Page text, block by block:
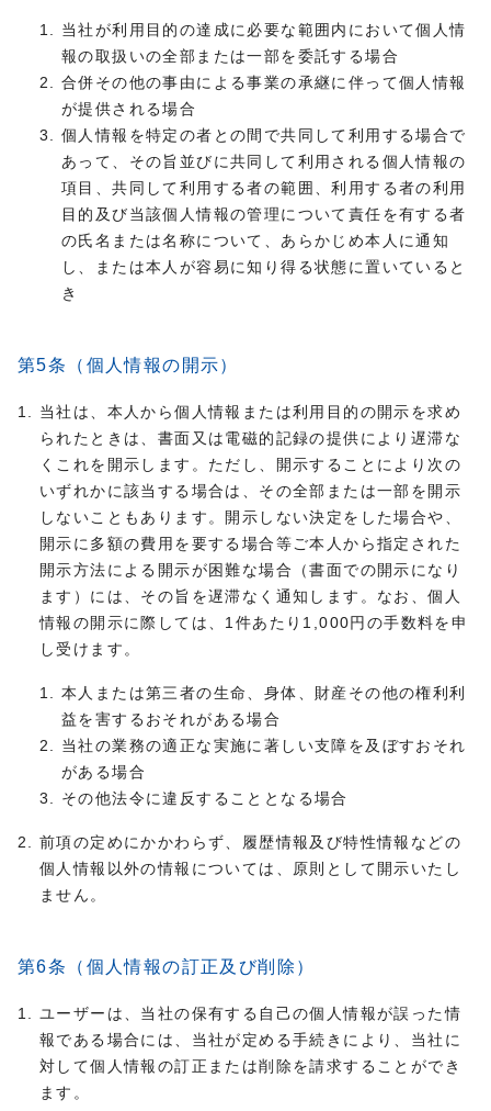
当社が利用目的の達成に必要な範囲内において個人情
報の取扱いの全部または一部を委託する場合
合併その他の事由による事業の承継に伴って個人情報
が提供される場合
個人情報を特定の者との間で共同して利用する場合で
あって、その旨並びに共同して利用される個人情報の
項目、共同して利用する者の範囲、利用する者の利用
目的及び当該個人情報の管理について責任を有する者
の氏名または名称について、あらかじめ本人に通知
し、または本人が容易に知り得る状態に置いていると
き
第5条（個人情報の開示）
当社は、本人から個人情報または利用目的の開示を求め
られたときは、書面又は電磁的記録の提供により遅滞な
くこれを開示します。ただし、開示することにより次の
いずれかに該当する場合は、その全部または一部を開示
しないこともあります。開示しない決定をした場合や、
開示に多額の費用を要する場合等ご本人から指定された
開示方法による開示が困難な場合（書面での開示になり
ます）には、その旨を遅滞なく通知します。なお、個人
情報の開示に際しては、1件あたり1,000円の手数料を申
し受けます。
本人または第三者の生命、身体、財産その他の権利利
益を害するおそれがある場合
当社の業務の適正な実施に著しい支障を及ぼすおそれ
がある場合
その他法令に違反することとなる場合
前項の定めにかかわらず、履歴情報及び特性情報などの
個人情報以外の情報については、原則として開示いたし
ません。
第6条（個人情報の訂正及び削除）
ユーザーは、当社の保有する自己の個人情報が誤った情
報である場合には、当社が定める手続きにより、当社に
対して個人情報の訂正または削除を請求することができ
ます。